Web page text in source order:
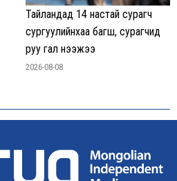
Тайландад 14 настай сурагч
сургуулийнхаа багш, сурагчид
руу гал нээжээ
2026-08-08